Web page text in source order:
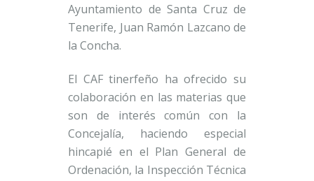
Ayuntamiento de Santa Cruz de
Tenerife, Juan Ramón Lazcano de
la Concha.
El CAF tinerfeño ha ofrecido su
colaboración en las materias que
son de interés común con la
Concejalía, haciendo especial
hincapié en el Plan General de
Ordenación, la Inspección Técnica